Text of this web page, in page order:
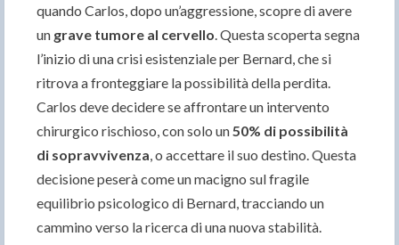
quando Carlos, dopo un’aggressione, scopre di avere
un grave tumore al cervello. Questa scoperta segna
l’inizio di una crisi esistenziale per Bernard, che si
ritrova a fronteggiare la possibilità della perdita.
Carlos deve decidere se affrontare un intervento
chirurgico rischioso, con solo un50% di possibilità
di sopravvivenza, o accettare il suo destino. Questa
decisione peserà come un macigno sul fragile
equilibrio psicologico di Bernard, tracciando un
cammino verso la ricerca di una nuova stabilità.